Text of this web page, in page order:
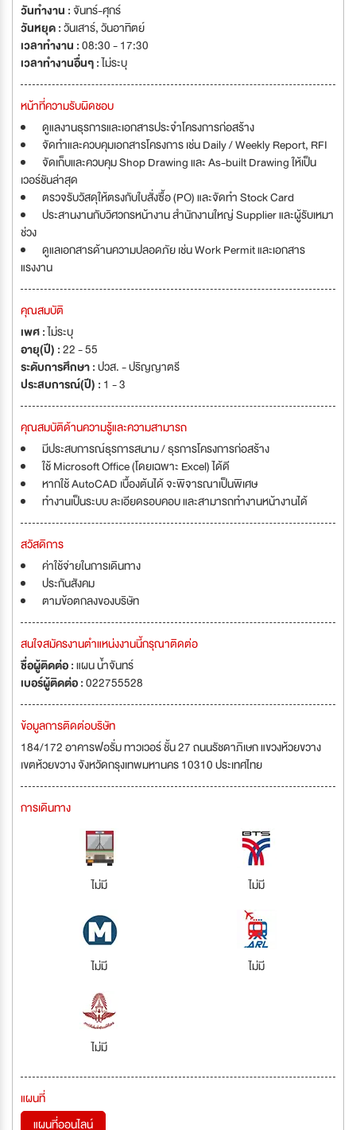
วันทำงาน :จันทร์-ศุกร์
วันหยุด :วันเสาร์,วันอาทิตย์
เวลาทำงาน :08:30 - 17:30
เวลาทำงานอื่นๆ :ไม่ระบุ
หน้าที่ความรับผิดชอบ
ดูแลงานธุรการและเอกสารประจำโครงการก่อสร้าง
จัดทำและควบคุมเอกสารโครงการ เช่น Daily / Weekly Report, RFI
จัดเก็บและควบคุม Shop Drawing และ As-built Drawing ให้เป็น
เวอร์ชันล่าสุด
ตรวจรับวัสดุให้ตรงกับใบสั่งซื้อ (PO) และจัดทำ Stock Card
ประสานงานกับวิศวกรหน้างาน สำนักงานใหญ่ Supplier และผู้รับเหมา
ช่วง
ดูแลเอกสารด้านความปลอดภัย เช่น Work Permit และเอกสาร
แรงงาน
คุณสมบัติ
เพศ :ไม่ระบุ
อายุ(ปี) :22 - 55
ระดับการศึกษา :ปวส. - ปริญญาตรี
ประสบการณ์(ปี) : 1 - 3
คุณสมบัติด้านความรู้และความสามารถ
มีประสบการณ์ธุรการสนาม / ธุรการโครงการก่อสร้าง
ใช้ Microsoft Office (โดยเฉพาะ Excel) ได้ดี
หากใช้ AutoCAD เบื้องต้นได้ จะพิจารณาเป็นพิเศษ
ทำงานเป็นระบบ ละเอียดรอบคอบ และสามารถทำงานหน้างานได้
สวัสดิการ
ค่าใช้จ่ายในการเดินทาง
ประกันสังคม
ตามข้อตกลงของบริษัท
สนใจสมัครงานตำแหน่งงานนี้กรุณาติดต่อ
ชื่อผู้ติดต่อ :แผน น้ำจันทร์
เบอร์ผู้ติดต่อ :022755528
ข้อมูลการติดต่อบริษัท
184/172 อาคารฟอรั่ม ทาวเวอร์ ชั้น 27 ถนนรัชดาภิเษก แขวงห้วยขวาง
เขตห้วยขวาง จังหวัดกรุงเทพมหานคร 10310 ประเทศไทย
การเดินทาง
ไม่มี ไม่มี
ไม่มี ไม่มี
ไม่มี
แผนที่
แผนที่ออนไลน์